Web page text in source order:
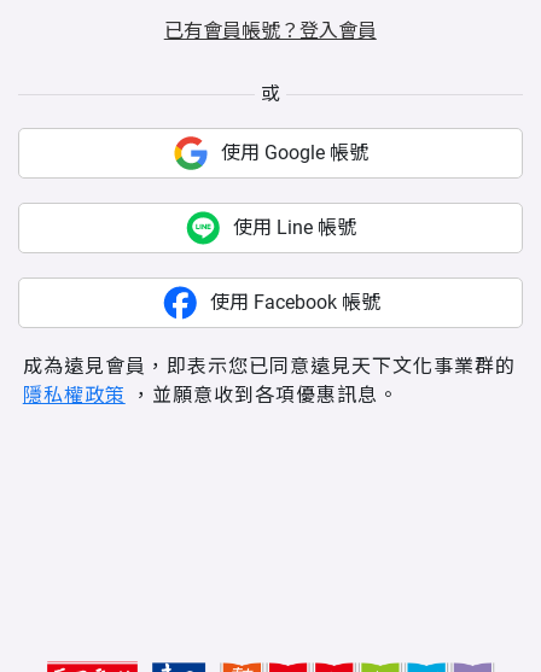
已有會員帳號？登入會員
或
使用 Google 帳號
使用 Line 帳號
使用 Facebook 帳號
成為遠見會員，即表示您已同意遠見天下文化事業群的
隱私權政策 ，並願意收到各項優惠訊息。